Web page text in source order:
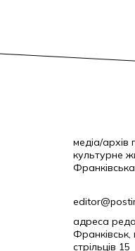
медіа/архів
культурне
адреса
Франківськ,
стрільців 15